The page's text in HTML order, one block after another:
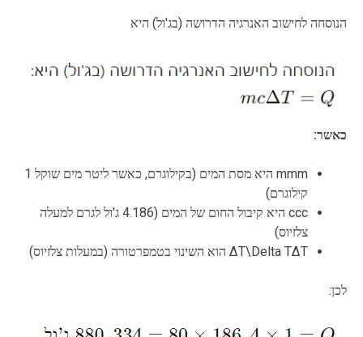
הנוסחה לחישוב האנרגיה הדרושה (בג'ול) היא
כאשר:
mmm היא מסת המים (בקילוגרם, כאשר ליטר מים שוקל 1
קילוגרם)
ccc היא קיבול החום של המים (4.186 ג'ול לגרם למעלה
צלזיוס)
ΔT\Delta TΔT הוא השינוי בטמפרטורה (במעלות צלזיוס)
לכן: